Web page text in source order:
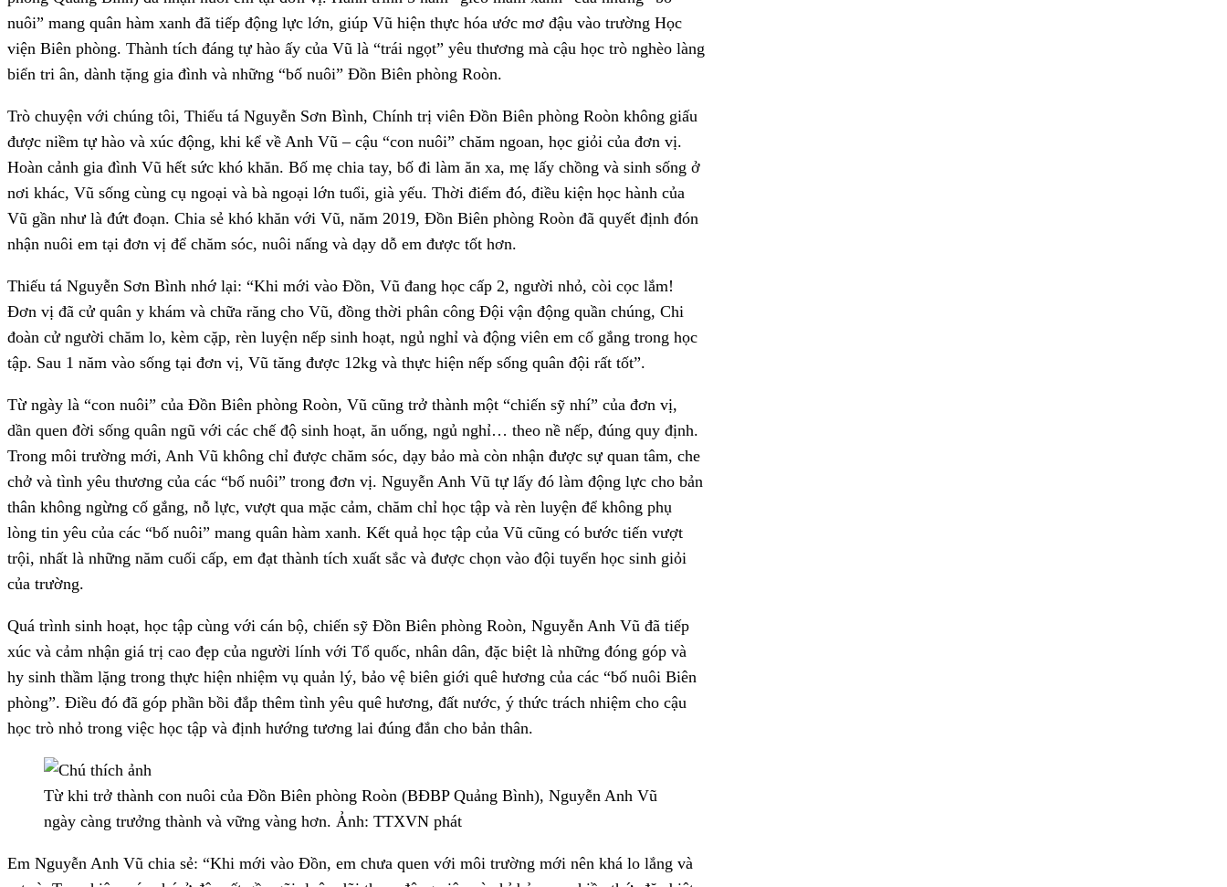
nuôi” mang quân hàm xanh đã tiếp động lực lớn, giúp Vũ hiện thực hóa ước mơ đậu vào trường Học
viện Biên phòng. Thành tích đáng tự hào ấy của Vũ là “trái ngọt” yêu thương mà cậu học trò nghèo làng
biển tri ân, dành tặng gia đình và những “bố nuôi” Đồn Biên phòng Roòn.
Trò chuyện với chúng tôi, Thiếu tá Nguyễn Sơn Bình, Chính trị viên Đồn Biên phòng Roòn không giấu
được niềm tự hào và xúc động, khi kể về Anh Vũ – cậu “con nuôi” chăm ngoan, học giỏi của đơn vị.
Hoàn cảnh gia đình Vũ hết sức khó khăn. Bố mẹ chia tay, bố đi làm ăn xa, mẹ lấy chồng và sinh sống ở
nơi khác, Vũ sống cùng cụ ngoại và bà ngoại lớn tuổi, già yếu. Thời điểm đó, điều kiện học hành của
Vũ gần như là đứt đoạn. Chia sẻ khó khăn với Vũ, năm 2019, Đồn Biên phòng Roòn đã quyết định đón
nhận nuôi em tại đơn vị để chăm sóc, nuôi nấng và dạy dỗ em được tốt hơn.
Thiếu tá Nguyễn Sơn Bình nhớ lại: “Khi mới vào Đồn, Vũ đang học cấp 2, người nhỏ, còi cọc lắm!
Đơn vị đã cử quân y khám và chữa răng cho Vũ, đồng thời phân công Đội vận động quần chúng, Chi
đoàn cử người chăm lo, kèm cặp, rèn luyện nếp sinh hoạt, ngủ nghỉ và động viên em cố gắng trong học
tập. Sau 1 năm vào sống tại đơn vị, Vũ tăng được 12kg và thực hiện nếp sống quân đội rất tốt”.
Từ ngày là “con nuôi” của Đồn Biên phòng Roòn, Vũ cũng trở thành một “chiến sỹ nhí” của đơn vị,
dần quen đời sống quân ngũ với các chế độ sinh hoạt, ăn uống, ngủ nghỉ… theo nề nếp, đúng quy định.
Trong môi trường mới, Anh Vũ không chỉ được chăm sóc, dạy bảo mà còn nhận được sự quan tâm, che
chở và tình yêu thương của các “bố nuôi” trong đơn vị. Nguyễn Anh Vũ tự lấy đó làm động lực cho bản
thân không ngừng cố gắng, nỗ lực, vượt qua mặc cảm, chăm chỉ học tập và rèn luyện để không phụ
lòng tin yêu của các “bố nuôi” mang quân hàm xanh. Kết quả học tập của Vũ cũng có bước tiến vượt
trội, nhất là những năm cuối cấp, em đạt thành tích xuất sắc và được chọn vào đội tuyển học sinh giỏi
của trường.
Quá trình sinh hoạt, học tập cùng với cán bộ, chiến sỹ Đồn Biên phòng Roòn, Nguyễn Anh Vũ đã tiếp
xúc và cảm nhận giá trị cao đẹp của người lính với Tổ quốc, nhân dân, đặc biệt là những đóng góp và
hy sinh thầm lặng trong thực hiện nhiệm vụ quản lý, bảo vệ biên giới quê hương của các “bố nuôi Biên
phòng”. Điều đó đã góp phần bồi đắp thêm tình yêu quê hương, đất nước, ý thức trách nhiệm cho cậu
học trò nhỏ trong việc học tập và định hướng tương lai đúng đắn cho bản thân.
Từ khi trở thành con nuôi của Đồn Biên phòng Roòn (BĐBP Quảng Bình), Nguyễn Anh Vũ
ngày càng trưởng thành và vững vàng hơn. Ảnh: TTXVN phát
Em Nguyễn Anh Vũ chia sẻ: “Khi mới vào Đồn, em chưa quen với môi trường mới nên khá lo lắng và